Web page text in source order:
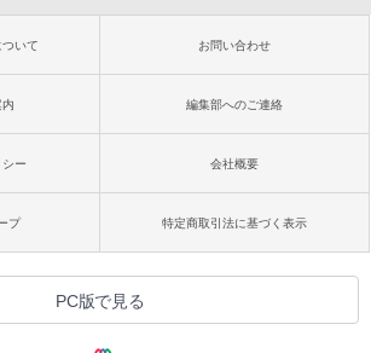
いて お問い合わせ
編集部へのご連絡
ー 会社概要
プ 特定商取引法に基づく表示
PC版で見る